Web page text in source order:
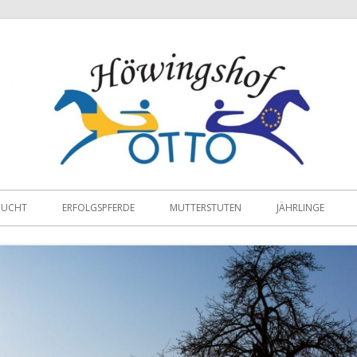
ERFOLGSPFERDE MUTTERSTUTEN JÄHRLINGE